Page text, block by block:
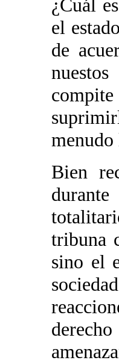
¿Cuál
el
de
menudo
Bien
tribuna
sino el